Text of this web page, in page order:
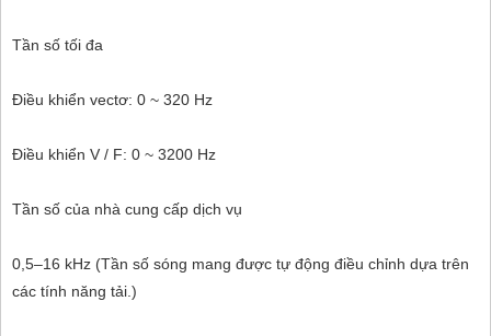
Tần số tối đa
Điều khiển vectơ: 0 ~ 320 Hz
Điều khiển V / F: 0 ~ 3200 Hz
Tần số của nhà cung cấp dịch vụ
0,5–16 kHz (Tần số sóng mang được tự động điều chỉnh dựa trên
các tính năng tải.)